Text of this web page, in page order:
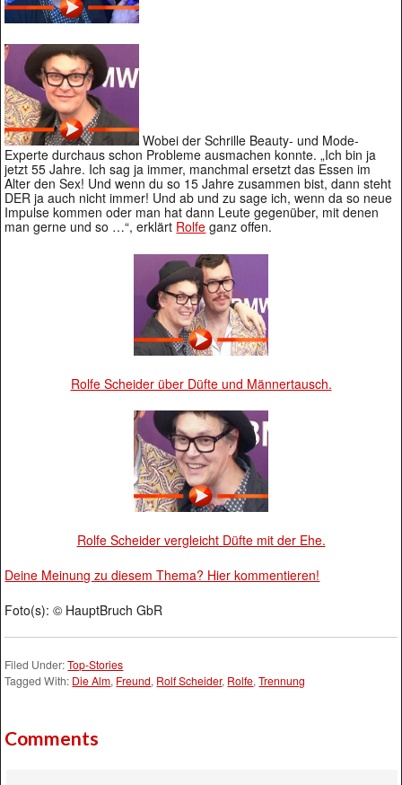
Wobei der Schrille Beauty- und Mode-
Experte durchaus schon Probleme ausmachen konnte. „Ich bin ja
jetzt 55 Jahre. Ich sag ja immer, manchmal ersetzt das Essen im
Alter den Sex! Und wenn du so 15 Jahre zusammen bist, dann steht
DER ja auch nicht immer! Und ab und zu sage ich, wenn da so neue
Impulse kommen oder man hat dann Leute gegenüber, mit denen
man gerne und so …“, erklärt Rolfe ganz offen.
Rolfe Scheider über Düfte und Männertausch.
Rolfe Scheider vergleicht Düfte mit der Ehe.
Deine Meinung zu diesem Thema? Hier kommentieren!
Foto(s): © HauptBruch GbR
Filed Under:Top-Stories
Tagged With: Die Alm, Freund, Rolf Scheider, Rolfe,Trennung
Comments